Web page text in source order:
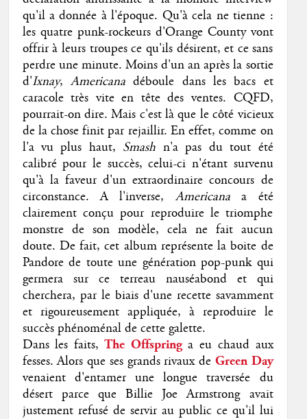
qu'il a donnée à l'époque. Qu'à cela ne tienne :
les quatre punk-rockeurs d'Orange County vont
offrir à leurs troupes ce qu'ils désirent, et ce sans
perdre une minute. Moins d'un an après la sortie
d'Ixnay,Americanadéboule dans les bacs et
caracole très vite en tête des ventes. CQFD,
pourrait-on dire. Mais c'est là que le côté vicieux
de la chose finit par rejaillir. En effet, comme on
l'a vu plus haut, Smash n'a pas du tout été
calibré pour le succès, celui-ci n'étant survenu
qu'à la faveur d'un extraordinaire concours de
circonstance. A l'inverse,Americanaa été
clairement conçu pour reproduire le triomphe
monstre de son modèle, cela ne fait aucun
doute. De fait, cet album représente la boite de
Pandore de toute une génération pop-punk qui
germera sur ce terreau nauséabond et qui
cherchera, par le biais d'une recette savamment
et rigoureusement appliquée, à reproduire le
succès phénoménal de cette galette.
Dans les faits, The Offspringa eu chaud aux
fesses. Alors que ses grands rivaux de Green Day
venaient d'entamer une longue traversée du
désert parce que Billie Joe Armstrong avait
justement refusé de servir au public ce qu'il lui